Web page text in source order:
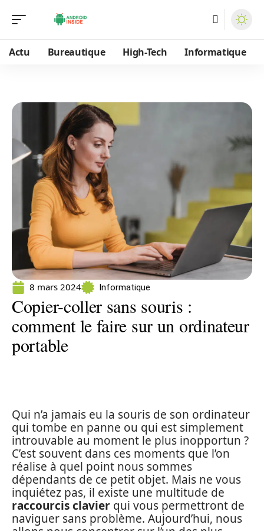
Actu Bureautique High-Tech Informatique
8 mars 2024 Informatique
Copier-coller sans souris :
comment le faire sur un ordinateur
portable
Qui n’a jamais eu la souris de son ordinateur
qui tombe en panne ou qui est simplement
introuvable au moment le plus inopportun ?
C’est souvent dans ces moments que l’on
réalise à quel point nous sommes
dépendants de ce petit objet. Mais ne vous
inquiétez pas, il existe une multitude de
raccourcis clavier qui vous permettront de
naviguer sans problème. Aujourd’hui, nous